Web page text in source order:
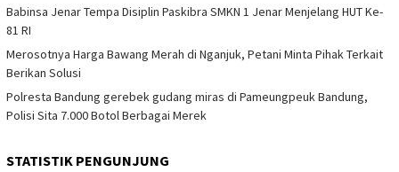
Babinsa Jenar Tempa Disiplin Paskibra SMKN 1 Jenar Menjelang HUT Ke-
81 RI
Merosotnya Harga Bawang Merah di Nganjuk, Petani Minta Pihak Terkait
Berikan Solusi
Polresta Bandung gerebek gudang miras di Pameungpeuk Bandung,
Polisi Sita 7.000 Botol Berbagai Merek
STATISTIK PENGUNJUNG